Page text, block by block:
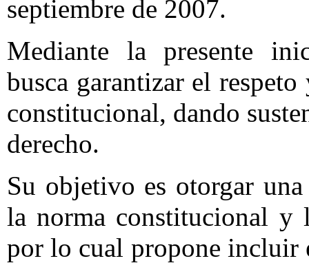
septiembre de 2007.
Mediante la presente
busca garantizar el
constitucional, dando
derecho.
Su objetivo es otorgar
la norma constitucional y
por lo cual propone incluir